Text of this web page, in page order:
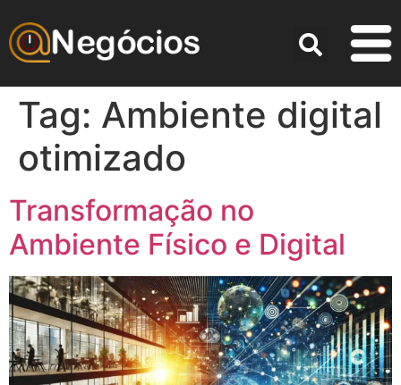
Tag: Ambiente digital
otimizado
Transformação no
Ambiente Físico e Digital